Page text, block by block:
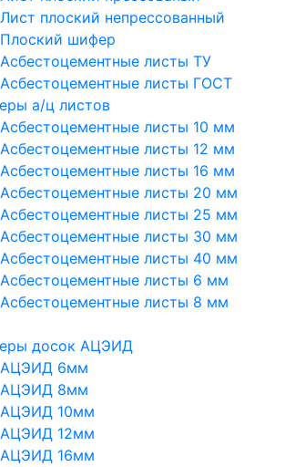
Лист плоский непрессованный
Плоский шифер
Асбестоцементные листы ТУ
Асбестоцементные листы ГОСТ
а/ц листов
Асбестоцементные листы 10 мм
Асбестоцементные листы 12 мм
Асбестоцементные листы 16 мм
Асбестоцементные листы 20 мм
Асбестоцементные листы 25 мм
Асбестоцементные листы 30 мм
Асбестоцементные листы 40 мм
Асбестоцементные листы 6 мм
Асбестоцементные листы 8 мм
досок АЦЭИД
АЦЭИД 6мм
АЦЭИД 8мм
АЦЭИД 10мм
АЦЭИД 12мм
АЦЭИД 16мм